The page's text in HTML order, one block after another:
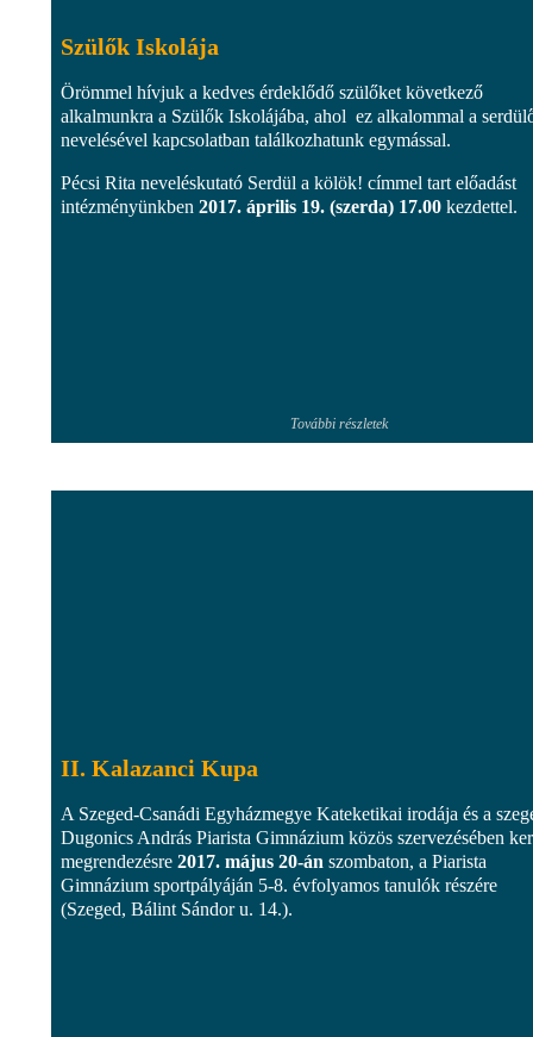
Szülők Iskolája
Örömmel hívjuk a kedves érdeklődő szülőket következő
alkalmunkra a Szülők Iskolájába, ahol ez alkalommal a
nevelésével kapcsolatban találkozhatunk egymással.
Pécsi Rita neveléskutató Serdül a kölök! címmel tart előadást
intézményünkben 2017. április 19. (szerda) 17.00 kezdettel.
További részletek
II. Kalazanci Kupa
A Szeged-Csanádi Egyházmegye Kateketikai irodája és a
Dugonics András Piarista Gimnázium közös szervezésében
megrendezésre 2017. május 20-án szombaton, a Piarista
Gimnázium sportpályáján 5-8. évfolyamos tanulók részére
(Szeged, Bálint Sándor u. 14.).